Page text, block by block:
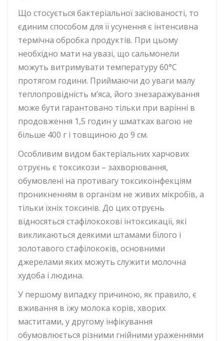
Що стосується бактеріальної засіюваності, то
єдиним способом для її усунення є інтенсивна
термічна обробка продуктів. При цьому
необхідно мати на увазі, що сальмонели
можуть витримувати температуру 60°С
протягом години. Приймаючи до уваги малу
теплопровідність м’яса, його знезаражування
може бути гарантовано тільки при варінні в
продовження 1,5 годин у шматках вагою не
більше 400 г і товщиною до 9 см.
Особливим видом бактеріальних харчових
отруєнь є токсикози – захворювання,
обумовлені на противагу токсикоінфекціям
проникненням в організм не живих мікробів, а
тільки їхніх токсинів. До цих отруєнь
відносяться стафілококові інтоксикації, які
викликаються деякими штамами білого і
золотавого стафілококів, основними
джерелами яких можуть служити молочна
худоба і людина.
У першому випадку причиною, як правило, є
вживання в їжу молока корів, хворих
маститами, у другому інфікування
обумовлюється різними гнійними ураженнями